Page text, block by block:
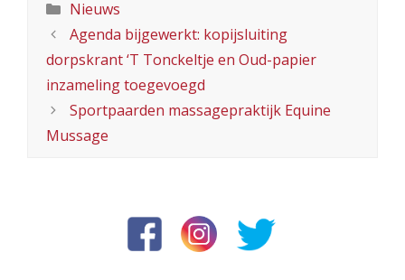
Categorieën
Nieuws
Agenda bijgewerkt: kopijsluiting
dorpskrant ‘T Tonckeltje en Oud-papier
inzameling toegevoegd
Sportpaarden massagepraktijk Equine
Mussage